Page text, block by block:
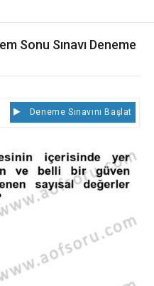
Sonu Sınavı Deneme
Deneme Sınavını Başlat